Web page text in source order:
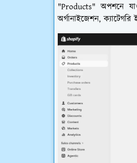
"Products" অপশনে
অর্গানাইজেশন,